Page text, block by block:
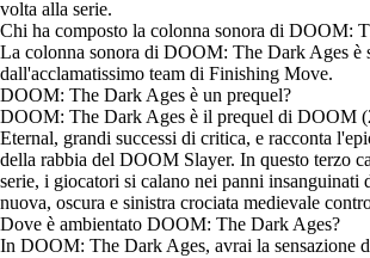
volta alla serie.
Chi ha composto la colonna sonora di DOOM:
La colonna sonora di DOOM: The Dark Ages è
dall'acclamatissimo team di Finishing Move.
DOOM: The Dark Ages è un prequel?
DOOM: The Dark Ages è il prequel di DOOM
Eternal, grandi successi di critica, e racconta
della rabbia del DOOM Slayer. In questo terzo
serie, i giocatori si calano nei panni insanguinati
nuova, oscura e sinistra crociata medievale
Dove è ambientato DOOM: The Dark Ages?
In DOOM: The Dark Ages, avrai la sensazione